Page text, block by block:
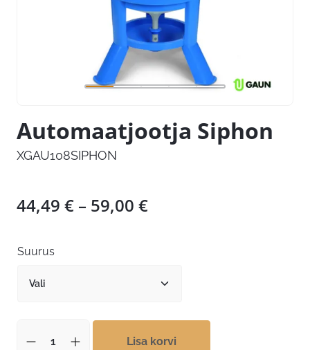
Automaatjootja Siphon
XGAU108SIPHON
44,49 € – 59,00 €Hinnavahemik:
Suurus
Lisa korvi